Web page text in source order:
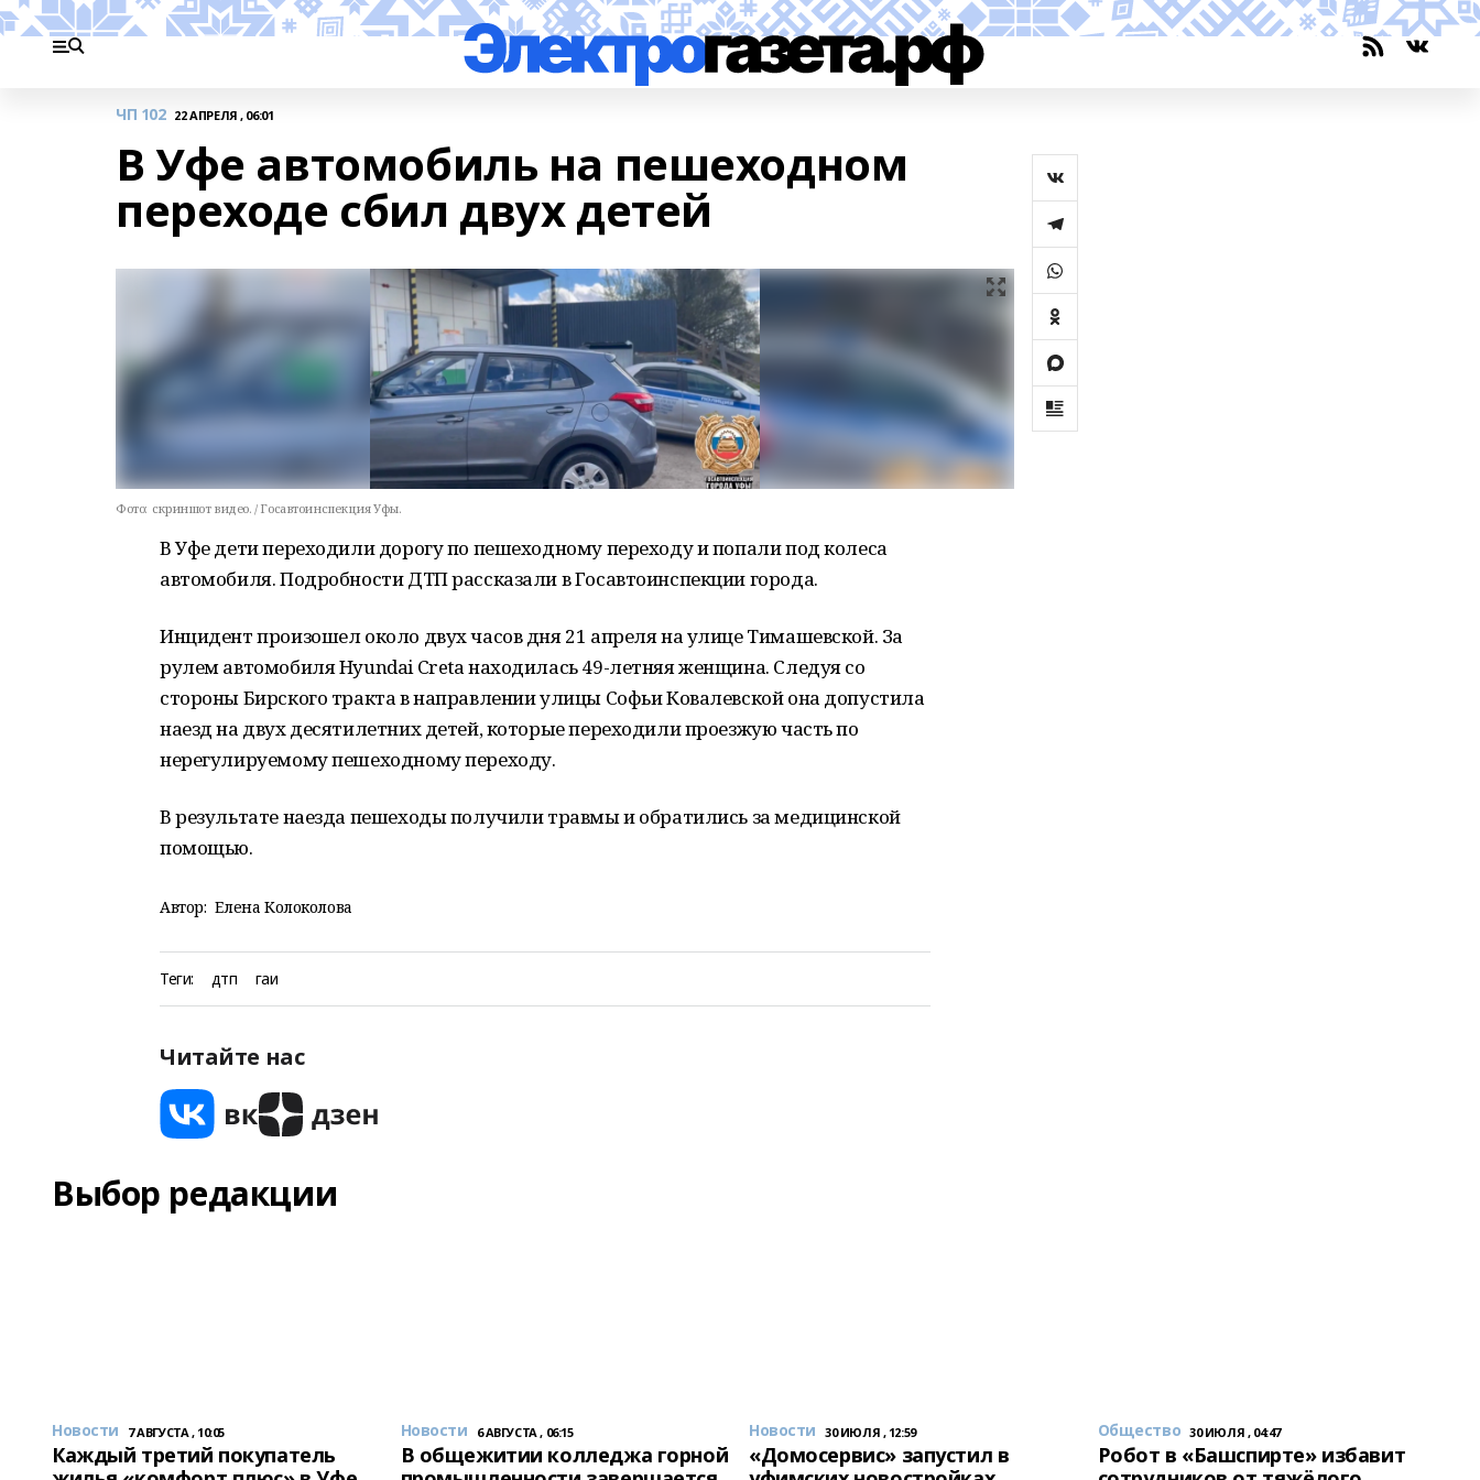
ЧП 102 22 АПРЕЛЯ , 06:01
В Уфе автомобиль на пешеходном
переходе сбил двух детей
Фото: скриншот видео. / Госавтоинспекция Уфы.
В Уфе дети переходили дорогу по пешеходному переходу и попали под колеса
автомобиля. Подробности ДТП рассказали в Госавтоинспекции города.
Инцидент произошел около двух часов дня 21 апреля на улице Тимашевской. За
рулем автомобиля Hyundai Creta находилась 49-летняя женщина. Следуя со
стороны Бирского тракта в направлении улицы Софьи Ковалевской она допустила
наезд на двух десятилетних детей, которые переходили проезжую часть по
нерегулируемому пешеходному переходу.
В результате наезда пешеходы получили травмы и обратились за медицинской
помощью.
Автор: Елена Колоколова
Теги: дтп гаи
Читайте нас
Выбор редакции
Новости 7 АВГУСТА , 10:05
Каждый третий покупатель
Новости 6 АВГУСТА , 06:15
В общежитии колледжа горной
Новости 30 ИЮЛЯ , 12:59
«Домосервис» запустил в
Общество 30 ИЮЛЯ , 04:47
Робот в «Башспирте» избавит